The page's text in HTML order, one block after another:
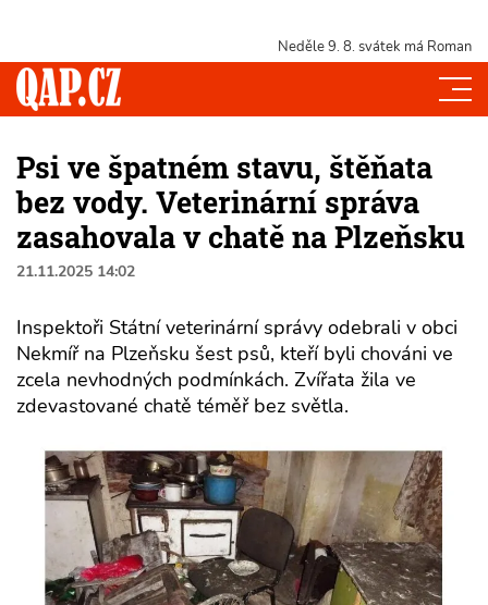
Neděle 9. 8. svátek má Roman
Psi ve špatném stavu, štěňata
bez vody. Veterinární správa
zasahovala v chatě na Plzeňsku
21.11.2025 14:02
Inspektoři Státní veterinární správy odebrali v obci
Nekmíř na Plzeňsku šest psů, kteří byli chováni ve
zcela nevhodných podmínkách. Zvířata žila ve
zdevastované chatě téměř bez světla.